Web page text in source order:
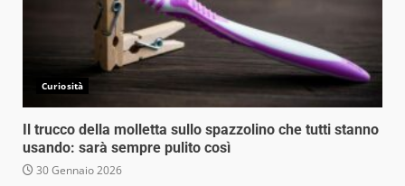
Curiosità
Il trucco della molletta sullo spazzolino che tutti stanno
usando: sarà sempre pulito così
30 Gennaio 2026